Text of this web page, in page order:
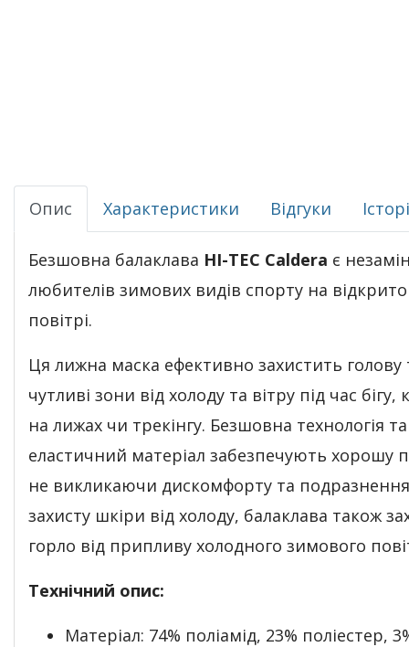
Опис Характеристики Відгуки
Безшовна балаклава HI-TEC Caldera є
любителів зимових видів спорту на
повітрі.
Ця лижна маска ефективно захистить голову
чутливі зони від холоду та вітру під час бігу,
на лижах чи трекінгу. Безшовна технологія та
еластичний матеріал забезпечують хорошу
не викликаючи дискомфорту та
захисту шкіри від холоду, балаклава також
горло від припливу холодного зимового
Технічний опис:
Матеріал: 74% поліамід, 23% поліестер,